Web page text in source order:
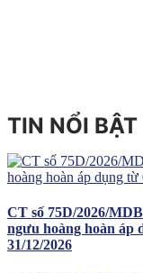
TIN NỔI BẬT
CT số 75D/2026/
ngưu hoàng hoàn áp
31/12/2026